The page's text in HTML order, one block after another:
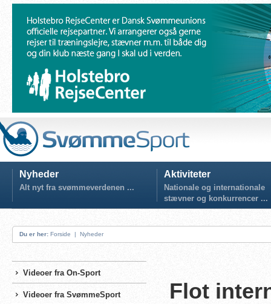
Nyheder
Alt nyt fra svømmeverdenen ...
Aktiviteter
Nationale og internationale
stævner og konkurrencer ...
Du er her: Forside | Nyheder
Videoer fra On-Sport
Videoer fra SvømmeSport
Flot